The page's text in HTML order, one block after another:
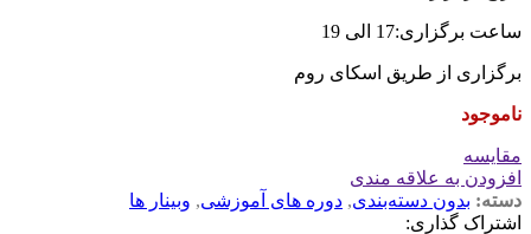
ساعت برگزاری:17 الی 19
برگزاری از طریق اسکای روم
ناموجود
مقايسه
افزودن به علاقه مندی
دسته: بدون دسته‌بندی, دوره های آموزشی, وبینار ها
اشتراک گذاری: